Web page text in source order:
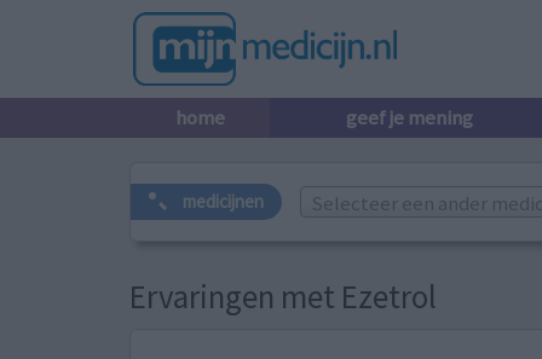
home geef je mening
medicijnen Selecteer een ander
Ervaringen met Ezetrol